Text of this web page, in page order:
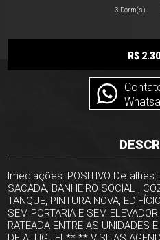
3 Dorm(s)
R$
Imediações: POSITIVO Detalhes:
SACADA, BANHEIRO SOCIAL ,
TANQUE, PINTURA NOVA,
SEM PORTARIA E SEM
RATEADA ENTRE AS UNIDADES